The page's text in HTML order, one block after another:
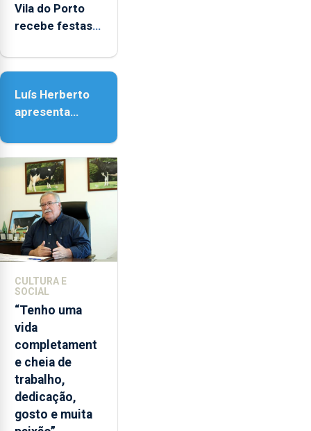
Vila do Porto
recebe festas
Nossa Senhora
Luís Herberto
apresenta
Paisagem’
CULTURA E
SOCIAL
“Tenho uma
vida
completament
e cheia de
trabalho,
dedicação,
gosto e muita